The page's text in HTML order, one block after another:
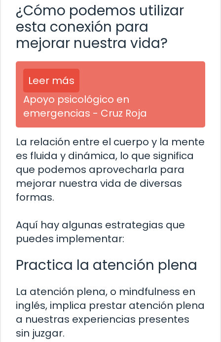
¿Cómo podemos utilizar
esta conexión para
mejorar nuestra vida?
Leer más
Apoyo psicológico en
emergencias - Cruz Roja
La relación entre el cuerpo y la mente
es fluida y dinámica, lo que significa
que podemos aprovecharla para
mejorar nuestra vida de diversas
formas.
Aquí hay algunas estrategias que
puedes implementar:
Practica la atención plena
La atención plena, o mindfulness en
inglés, implica prestar atención plena
a nuestras experiencias presentes
sin juzgar.